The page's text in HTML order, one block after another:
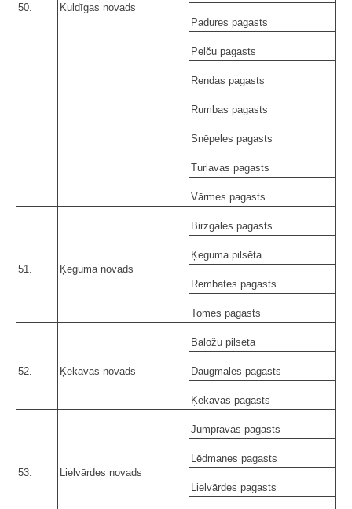
50.
Kuldīgas novads
Padures pagasts
Pelču pagasts
Rendas pagasts
Rumbas pagasts
Snēpeles pagasts
Turlavas pagasts
Vārmes pagasts
51. Ķeguma novads
Birzgales pagasts
Ķeguma pilsēta
Rembates pagasts
Tomes pagasts
52. Ķekavas novads
Baložu pilsēta
Daugmales pagasts
Ķekavas pagasts
53. Lielvārdes novads
Jumpravas pagasts
Lēdmanes pagasts
Lielvārdes pagasts